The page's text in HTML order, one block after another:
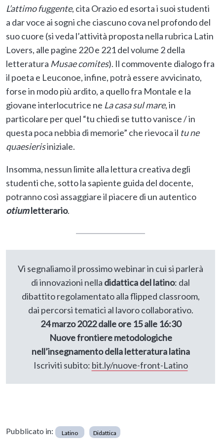
L’attimo fuggente, cita Orazio ed esorta i suoi studenti
a dar voce ai sogni che ciascuno cova nel profondo del
suo cuore (si veda l’attività proposta nella rubrica Latin
Lovers, alle pagine 220 e 221 del volume 2 della
letteratura Musae comites). Il commovente dialogo fra
il poeta e Leuconoe, infine, potrà essere avvicinato,
forse in modo più ardito, a quello fra Montale e la
giovane interlocutrice ne La casa sul mare, in
particolare per quel “tu chiedi se tutto vanisce / in
questa poca nebbia di memorie” che rievoca il tu ne
quaesierisiniziale.
Insomma, nessun limite alla lettura creativa degli
studenti che, sotto la sapiente guida del docente,
potranno così assaggiare il piacere di un autentico
otiumletterario.
Vi segnaliamo il prossimo webinar in cui si parlerà
di innovazioni nella didattica del latino: dal
dibattito regolamentato alla flipped classroom,
dai percorsi tematici al lavoro collaborativo.
24 marzo 2022 dalle ore 15 alle 16:30
Nuove frontiere metodologiche
nell’insegnamento della letteratura latina
Iscriviti subito: bit.ly/nuove-front-Latino
Pubblicato in: Latino Didattica